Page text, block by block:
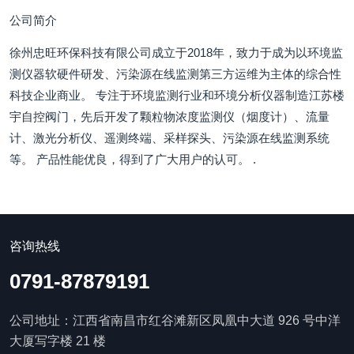
公司简介
徐州忠旺环保科技有限公司成立于2018年，致力于成为以环境监
测仪器软硬件研发、污染源在线监测第三方运维为主体的综合性
科技企业商业。 专注于环境监测行业和环境分析仪器制造江苏楼
宇自控阀门，先后开发了颗粒物浓度监测仪（烟度计）、流量
计、激光分析仪、遥测终端、采样探头、污染源在线监测系统
等。 产品性能优良，得到了广大用户的认可。 .
咨询热线
0791-87879191
公司地址：江西省南昌市红谷滩新区凤凰中大道 926 号中洋
大厦写字楼 21 楼